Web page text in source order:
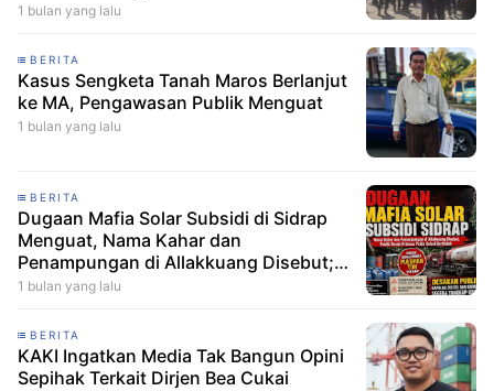
1 bulan yang lalu
BERITA
Kasus Sengketa Tanah Maros Berlanjut
ke MA, Pengawasan Publik Menguat
1 bulan yang lalu
BERITA
Dugaan Mafia Solar Subsidi di Sidrap
Menguat, Nama Kahar dan
Penampungan di Allakkuang Disebut;
Publik Desak Polda Sulsel Bertindak
1 bulan yang lalu
BERITA
KAKI Ingatkan Media Tak Bangun Opini
Sepihak Terkait Dirjen Bea Cukai